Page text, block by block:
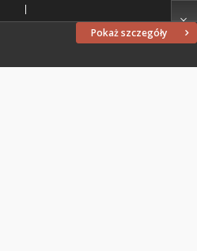
Pokaż szczegóły